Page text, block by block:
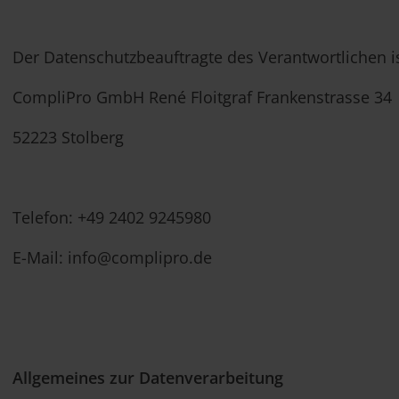
Der Datenschutzbeauftragte des Verantwortlichen
CompliPro GmbH René Floitgraf Frankenstrasse 34
52223 Stolberg
Telefon: +49 2402 9245980
E-Mail: info@complipro.de
Allgemeines zur Datenverarbeitung